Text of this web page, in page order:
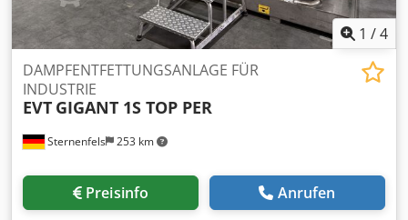
Abweichungen von technischen Daten sowie Irrtümer in
der Beschreibung des Artikels können passieren und
bleiben vorbehalten.
1 /4
Sternenfels 253 km
DAMPFENTFETTUNGSANLAGE FÜR
INDUSTRIE
EVT GIGANT 1S TOP PER
Preisinfo Anrufen